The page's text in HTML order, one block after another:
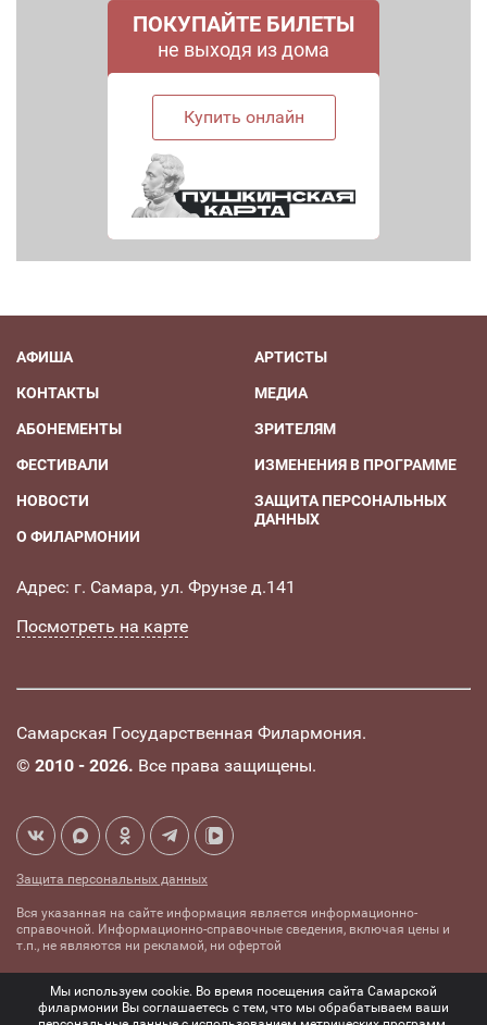
ПОКУПАЙТЕ БИЛЕТЫ
не выходя из дома
Купить онлайн
АФИША
КОНТАКТЫ
АБОНЕМЕНТЫ
ФЕСТИВАЛИ
НОВОСТИ
О ФИЛАРМОНИИ
АРТИСТЫ
МЕДИА
ЗРИТЕЛЯМ
ИЗМЕНЕНИЯ В ПРОГРАММЕ
ЗАЩИТА ПЕРСОНАЛЬНЫХ
ДАННЫХ
Адрес: г. Самара, ул. Фрунзе д.141
Посмотреть на карте
Самарская Государственная Филармония.
© 2010 - 2026. Все права защищены.
Защита персональных данных
Вся указанная на сайте информация является информационно-
справочной. Информационно-справочные сведения, включая цены и
т.п., не являются ни рекламой, ни офертой
Создание сайта -
mediaidea
Комплексное
продвижение сайтов
Мы используем cookie. Во время посещения сайта Самарской
филармонии Вы соглашаетесь с тем, что мы обрабатываем ваши